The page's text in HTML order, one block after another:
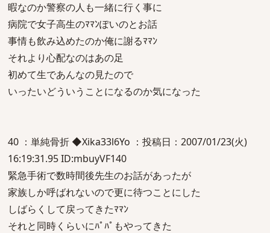
暇なのか警察の人も一緒に行く事に
病院で女子高生のﾏﾏﾝぽいのとお話
事情も飲み込めたのか俺に謝るﾏﾏﾝ
それより心配なのはあの足
初めて生であんなの見たので
いったいどういうことになるのか気になった
40 ：単純骨折 ◆Xika33l6Yo ：投稿日：2007/01/23(火)
16:19:31.95 ID:mbuyVF140
緊急手術で数時間後先生のお話があったが
家族しか呼ばれないので更に待つことにした
しばらくして戻ってきたﾏﾏﾝ
それと同時くらいにﾊﾟﾊﾟもやってきた